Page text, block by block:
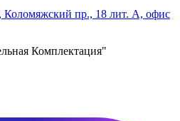
Коломяжский пр., 18 лит. А, офис
Комплектация"